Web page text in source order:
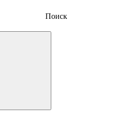
Поиск